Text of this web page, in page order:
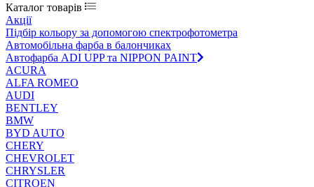
Каталог товарів
Акції
Підбір кольору за допомогою спектрофотометра
Автомобільна фарба в балончиках
Автофарба ADI UPP та NIPPON PAINT
ACURA
ALFA ROMEO
AUDI
BENTLEY
BMW
BYD AUTO
CHERY
CHEVROLET
CHRYSLER
CITROEN